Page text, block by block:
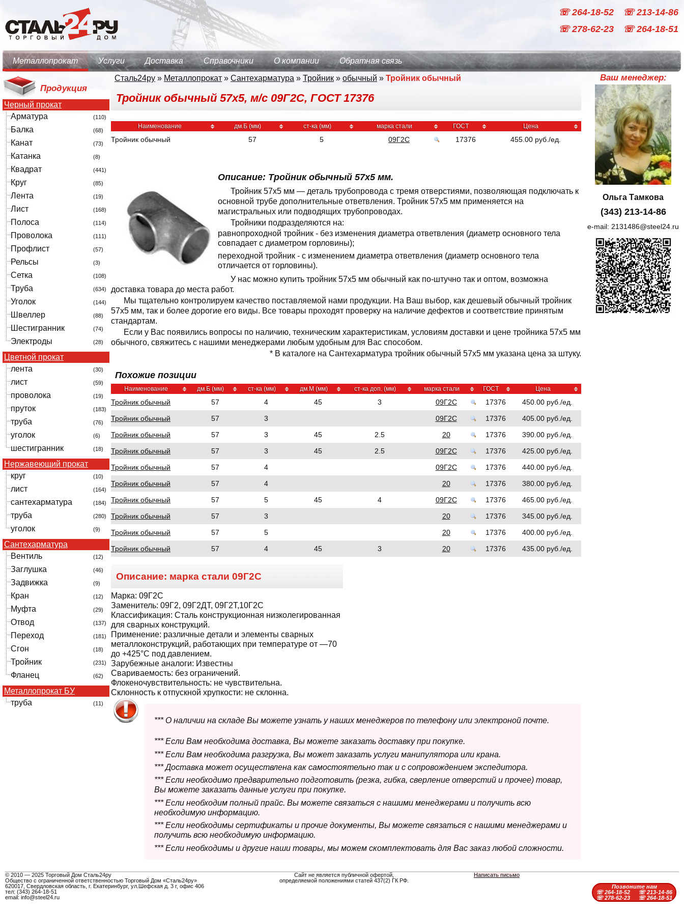
☏ 264-18-52
☏ 213-14-86
☏ 278-62-23
☏ 264-18-51
Металлопрокат Услуги Доставка Справочники О компании Обратная связь
Продукция
Черный прокат
Арматура
(110)
Балка (68)
Канат (73)
Катанка (8)
Квадрат (441)
Круг (85)
Лента (19)
Лист (168)
Полоса (114)
Проволока (111)
Профлист (57)
Рельсы (3)
Сетка (108)
Труба (634)
Уголок (144)
Швеллер (88)
Шестигранник (74)
Электроды (28)
Цветной прокат
лента
(30)
лист (59)
проволока (19)
пруток (183)
труба (76)
уголок (6)
шестигранник (18)
Нержавеющий прокат
круг
(10)
лист (164)
сантехарматура (184)
труба (280)
уголок (9)
Сантехарматура
Вентиль
(12)
Заглушка (46)
Задвижка (9)
Кран (12)
Муфта (29)
Отвод (137)
Переход (181)
Сгон (18)
Тройник (231)
Фланец (62)
Металлопрокат БУ
труба
(11)
Сталь24ру » Металлопрокат » Сантехарматура » Тройник » обычный » Тройник обычный
Тройник обычный 57х5, м/с 09Г2С, ГОСТ 17376
Наименование дм.Б (мм) ст-ка (мм) марка стали ГОСТ Цена
Тройник обычный 57 5 09Г2С 17376 455.00 руб./ед.
Описание: Тройник обычный 57x5 мм.
Тройник 57x5 мм — деталь трубопровода с тремя отверстиями, позволяющая подключать к
основной трубе дополнительные ответвления. Тройник 57x5 мм применяется на
магистральных или подводящих трубопроводах.
Тройники подразделяются на:
равнопроходной тройник - без изменения диаметра ответвления (диаметр основного тела
совпадает с диаметром горловины);
переходной тройник - с изменением диаметра ответвления (диаметр основного тела
отличается от горловины).
У нас можно купить тройник 57x5 мм обычный как по-штучно так и оптом, возможна
доставка товара до места работ.
Мы тщательно контролируем качество поставляемой нами продукции. На Ваш выбор, как дешевый обычный тройник
57x5 мм, так и более дорогие его виды. Все товары проходят проверку на наличие дефектов и соответствие принятым
стандартам.
Если у Вас появились вопросы по наличию, техническим характеристикам, условиям доставки и цене тройника 57x5 мм
обычного, свяжитесь с нашими менеджерами любым удобным для Вас способом.
* В каталоге на Сантехарматура тройник обычный 57x5 мм указана цена за штуку.
Похожие позиции
Наименование дм.Б (мм) ст-ка (мм) дм.М (мм) ст-ка доп. (мм) марка стали ГОСТ Цена
Тройник обычный 57 4 45 3 09Г2С 17376
450.00 руб./ед.
Тройник обычный
57 3 09Г2С 17376
405.00 руб./ед.
Тройник обычный
57 3 45 2.5 20 17376
390.00 руб./ед.
Тройник обычный
57 3 45 2.5 09Г2С 17376
425.00 руб./ед.
Тройник обычный
57 4 09Г2С 17376
440.00 руб./ед.
Тройник обычный
57 4 20 17376
380.00 руб./ед.
Тройник обычный
57 5 45 4 09Г2С 17376
465.00 руб./ед.
Тройник обычный
57 3 20 17376
345.00 руб./ед.
Тройник обычный
57 5 20 17376
400.00 руб./ед.
Тройник обычный
57 4 45 3 20 17376 435.00 руб./ед.
Описание: марка стали 09Г2С
Марка: 09Г2С
Заменитель: 09Г2, 09Г2ДТ, 09Г2Т,10Г2С
Классификация: Сталь конструкционная низколегированная
для сварных конструкций.
Применение: различные детали и элементы сварных
металлоконструкций, работающих при температуре от —70
до +425°С под давлением.
Зарубежные аналоги: Известны
Свариваемость: без ограничений.
Флокеночувствительность: не чувствительна.
Склонность к отпускной хрупкости: не склонна.
*** О наличии на складе Вы можете узнать у наших менеджеров по телефону или электроной почте.
*** Если Вам необходима доставка, Вы можете заказать доставку при покупке.
*** Если Вам необходима разгрузка, Вы может заказать услуги манипулятора или крана.
*** Доставка может осуществлена как самостоятельно так и с сопровождением экспедитора.
*** Если необходимо предварительно подготовить (резка, гибка, сверление отверстий и прочее) товар,
Вы можете заказать данные услуги при покупке.
*** Если необходим полный прайс. Вы можете связаться с нашими менеджерами и получить всю
необходимую информацию.
*** Если необходимы сертификаты и прочие документы, Вы можете связаться с нашими менеджерами и
получить всю необходимую информацию.
*** Если необходимы и другие наши товары, мы можем скомплектовать для Вас заказ любой сложности.
Ваш менеджер:
Ольга Тамкова
(343) 213-14-86
e-mail: 2131486@steel24.ru
© 2010 — 2025 Торговый Дом Сталь24ру
Общество с ограниченной ответственностью Торговый Дом «Сталь24ру»
620017, Свердловская область, г. Екатеринбург, ул.Шефская д. 3 г, офис 406
тел: (343) 264-18-51
email: info@steel24.ru
Сайт не является публичной офертой,
определяемой положениями статей 437(2) ГК РФ.
Написать письмо
Позвоните нам
☏ 264-18-52
☏ 213-14-86
☏ 278-62-23
☏ 264-18-51